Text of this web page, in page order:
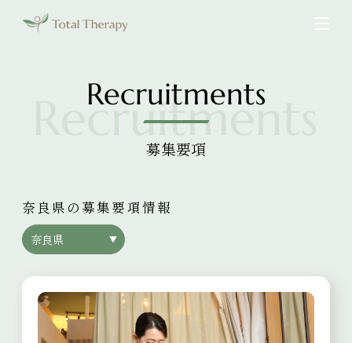
Recruitments
募集要項
奈良県の募集要項情報
奈良県